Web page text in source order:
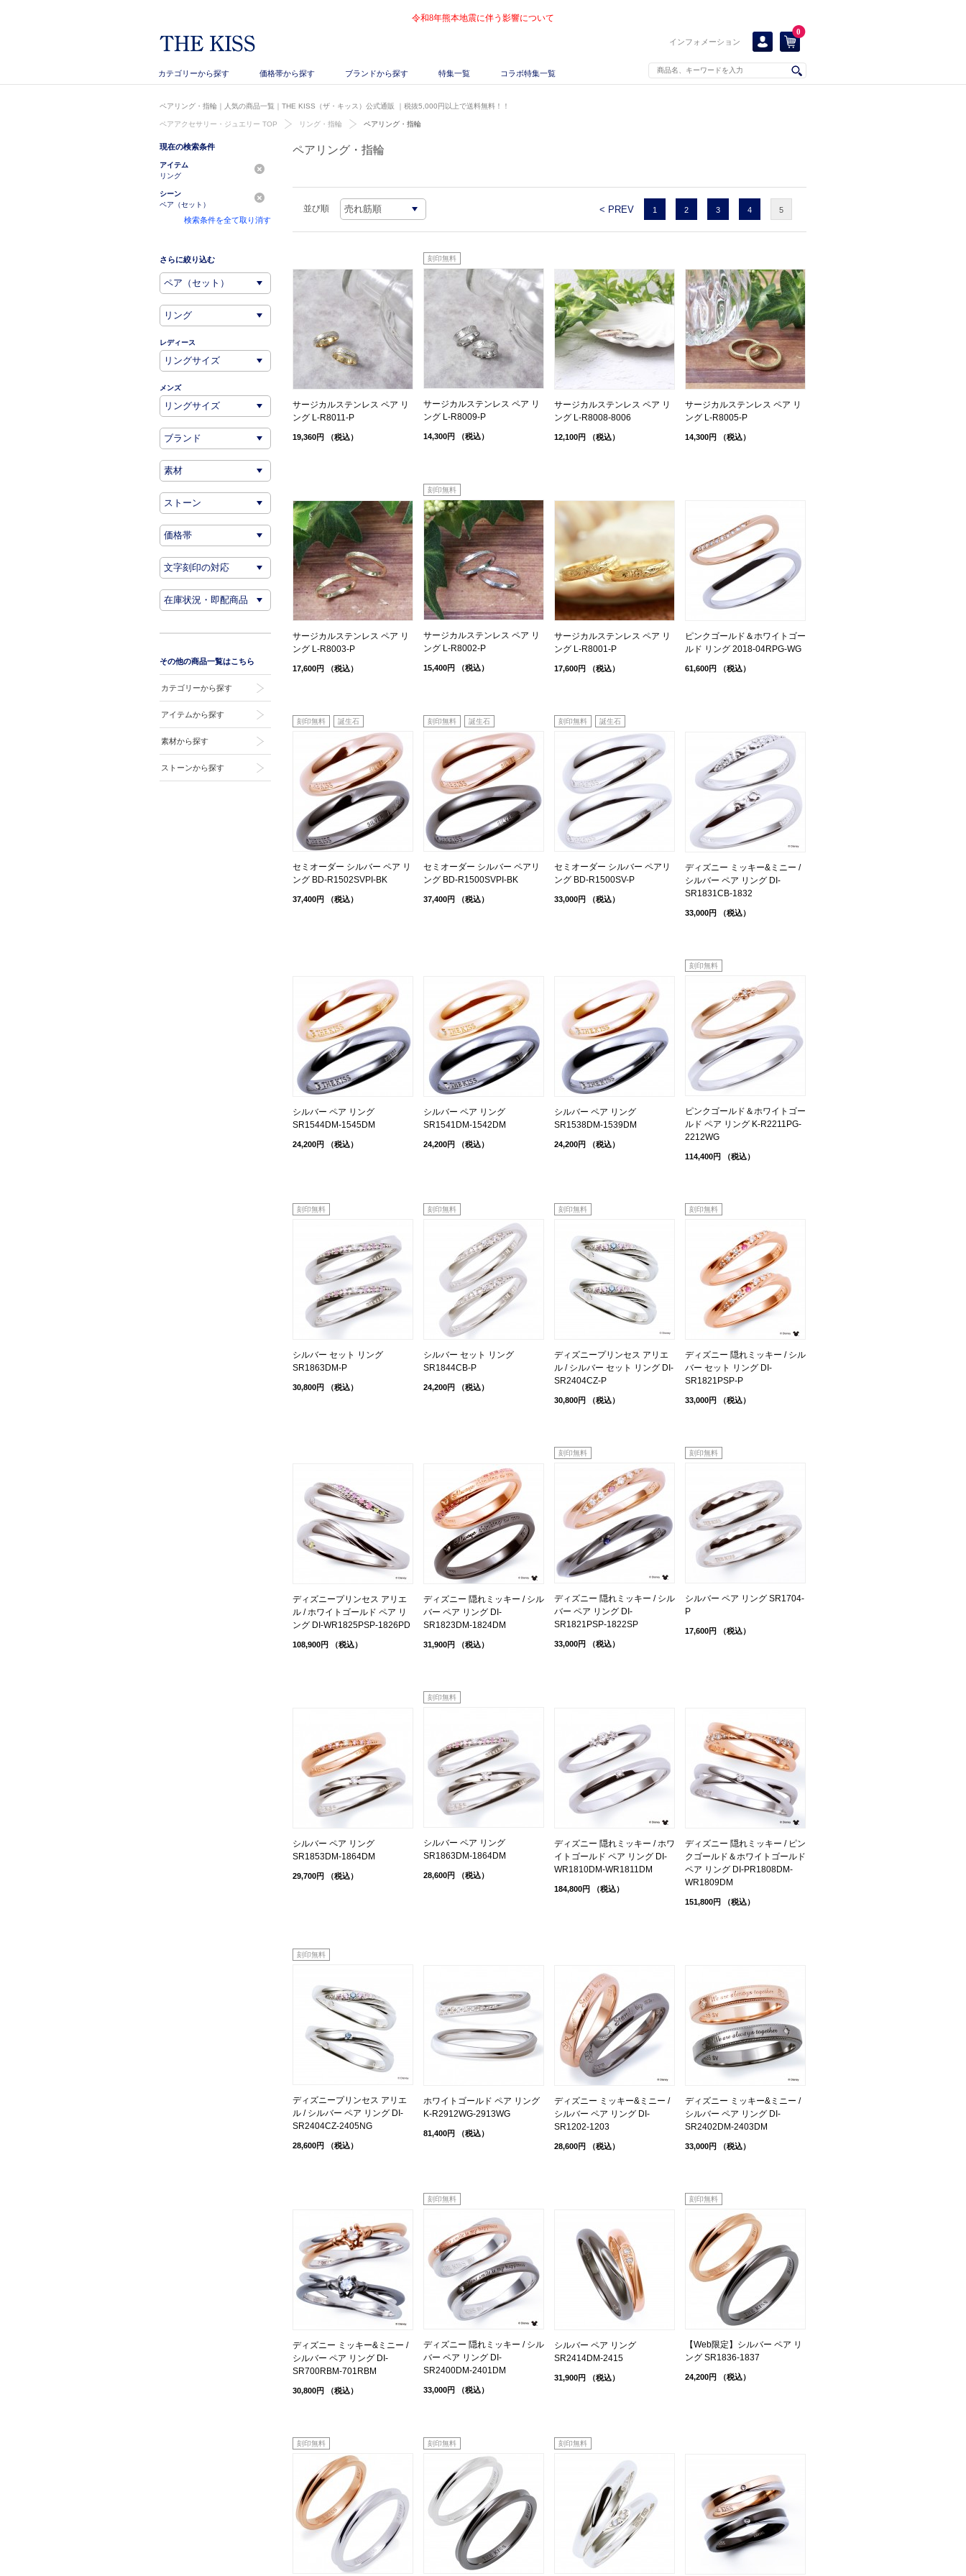
令和8年熊本地震に伴う影響について
インフォメーション
0
カテゴリーから探す 価格帯から探す ブランドから探す 特集一覧 コラボ特集一覧
ペアリング・指輪｜人気の商品一覧｜THE KISS（ザ・キッス）公式通販 ｜税抜5,000円以上で送料無料！！
ペアアクセサリー・ジュエリー TOP リング・指輪 ペアリング・指輪
ペアリング・指輪
並び順 < PREV 1 2 3 4 5
サージカルステンレス ペア リ
ング L-R8011-P
19,360円 （税込）
刻印無料
サージカルステンレス ペア リ
ング L-R8009-P
14,300円 （税込）
サージカルステンレス ペア リ
ング L-R8008-8006
12,100円 （税込）
サージカルステンレス ペア リ
ング L-R8005-P
14,300円 （税込）
サージカルステンレス ペア リ
ング L-R8003-P
17,600円 （税込）
刻印無料
サージカルステンレス ペア リ
ング L-R8002-P
15,400円 （税込）
サージカルステンレス ペア リ
ング L-R8001-P
17,600円 （税込）
ピンクゴールド＆ホワイトゴー
ルド リング 2018-04RPG-WG
61,600円 （税込）
刻印無料 誕生石
セミオーダー シルバー ペア リ
ング BD-R1502SVPI-BK
37,400円 （税込）
刻印無料 誕生石
セミオーダー シルバー ペアリ
ング BD-R1500SVPI-BK
37,400円 （税込）
刻印無料 誕生石
セミオーダー シルバー ペアリ
ング BD-R1500SV-P
33,000円 （税込）
ディズニー ミッキー&ミニー /
シルバー ペア リング DI-
SR1831CB-1832
33,000円 （税込）
シルバー ペア リング
SR1544DM-1545DM
24,200円 （税込）
シルバー ペア リング
SR1541DM-1542DM
24,200円 （税込）
シルバー ペア リング
SR1538DM-1539DM
24,200円 （税込）
刻印無料
ピンクゴールド＆ホワイトゴー
ルド ペア リング K-R2211PG-
2212WG
114,400円 （税込）
刻印無料
シルバー セット リング
SR1863DM-P
30,800円 （税込）
刻印無料
シルバー セット リング
SR1844CB-P
24,200円 （税込）
刻印無料
ディズニープリンセス アリエ
ル / シルバー セット リング DI-
SR2404CZ-P
30,800円 （税込）
刻印無料
ディズニー 隠れミッキー / シル
バー セット リング DI-
SR1821PSP-P
33,000円 （税込）
ディズニープリンセス アリエ
ル / ホワイトゴールド ペア リ
ング DI-WR1825PSP-1826PD
108,900円 （税込）
ディズニー 隠れミッキー / シル
バー ペア リング DI-
SR1823DM-1824DM
31,900円 （税込）
刻印無料
ディズニー 隠れミッキー / シル
バー ペア リング DI-
SR1821PSP-1822SP
33,000円 （税込）
刻印無料
シルバー ペア リング SR1704-
P
17,600円 （税込）
シルバー ペア リング
SR1853DM-1864DM
29,700円 （税込）
刻印無料
シルバー ペア リング
SR1863DM-1864DM
28,600円 （税込）
ディズニー 隠れミッキー / ホワ
イトゴールド ペア リング DI-
WR1810DM-WR1811DM
184,800円 （税込）
ディズニー 隠れミッキー / ピン
クゴールド＆ホワイトゴールド
ペア リング DI-PR1808DM-
WR1809DM
151,800円 （税込）
刻印無料
ディズニープリンセス アリエ
ル / シルバー ペア リング DI-
SR2404CZ-2405NG
28,600円 （税込）
ホワイトゴールド ペア リング
K-R2912WG-2913WG
81,400円 （税込）
ディズニー ミッキー&ミニー /
シルバー ペア リング DI-
SR1202-1203
28,600円 （税込）
ディズニー ミッキー&ミニー /
シルバー ペア リング DI-
SR2402DM-2403DM
33,000円 （税込）
ディズニー ミッキー&ミニー /
シルバー ペア リング DI-
SR700RBM-701RBM
30,800円 （税込）
刻印無料
ディズニー 隠れミッキー / シル
バー ペア リング DI-
SR2400DM-2401DM
33,000円 （税込）
シルバー ペア リング
SR2414DM-2415
31,900円 （税込）
刻印無料
【Web限定】シルバー ペア リ
ング SR1836-1837
24,200円 （税込）
刻印無料 刻印無料 刻印無料
現在の検索条件
アイテム
リング
シーン
ペア（セット）
検索条件を全て取り消す
さらに絞り込む
レディース
メンズ
その他の商品一覧はこちら
カテゴリーから探す
アイテムから探す
素材から探す
ストーンから探す